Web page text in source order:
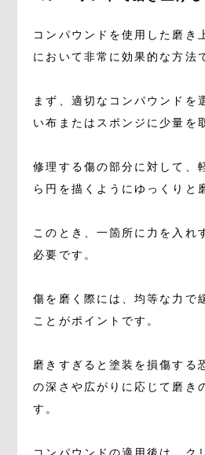
コンパウンドを使用した磨き
において非常に効果的な方法
まず、適切なコンパウンドを
い布またはスポンジに少量を
修理する傷の部分に対して、
ら円を描くようにゆっくりと
このとき、一箇所に力を入れ
必要です。
傷を磨く際には、均等な力で
ことがポイントです。
磨きすぎると塗装を損傷する
の深さや広がりに応じて磨き
す。